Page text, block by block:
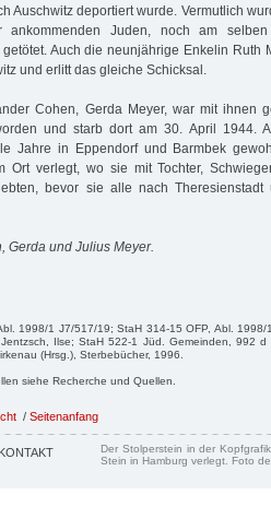
Auschwitz deportiert wurde. Vermutlich
ankommenden Juden, noch am
Auch die neunjährige Enkelin Ruth
und erlitt das gleiche Schicksal.
Cohen, Gerda Meyer, war mit ihnen
und starb dort am 30. April 1944.
Jahre in Eppendorf und Barmbek
Ort verlegt, wo sie mit Tochter,
bevor sie alle nach Theresienstadt
Gerda und Julius Meyer.
1998/1 J7/517/19; StaH 314-15 OFP, Abl. 1998/
Ilse; StaH 522-1 Jüd. Gemeinden, 992 d
(Hrsg.), Sterbebücher, 1996.
siehe Recherche und Quellen.
/ Seitenanfang
KONTAKT
Der Stolperstein in der
Stein in Hamburg verlegt. Foto